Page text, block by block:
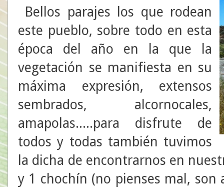
Bellos parajes los que rodean
este pueblo, sobre todo en esta
época del año en la que la
vegetación se manifiesta en su
máxima expresión, extensos
sembrados, alcornocales,
amapolas.....para disfrute de
todos y todas también tuvimos
la dicha de encontrarnos en
y 1 chochín (no pienses mal, son